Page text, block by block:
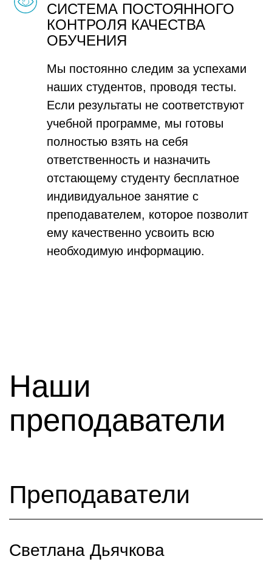
СИСТЕМА ПОСТОЯННОГО
КОНТРОЛЯ КАЧЕСТВА
ОБУЧЕНИЯ
Мы постоянно следим за успехами
наших студентов, проводя тесты.
Если результаты не соответствуют
учебной программе, мы готовы
полностью взять на себя
ответственность и назначить
отстающему студенту бесплатное
индивидуальное занятие с
преподавателем, которое позволит
ему качественно усвоить всю
необходимую информацию.
Наши
преподаватели
Преподаватели
Светлана Дьячкова